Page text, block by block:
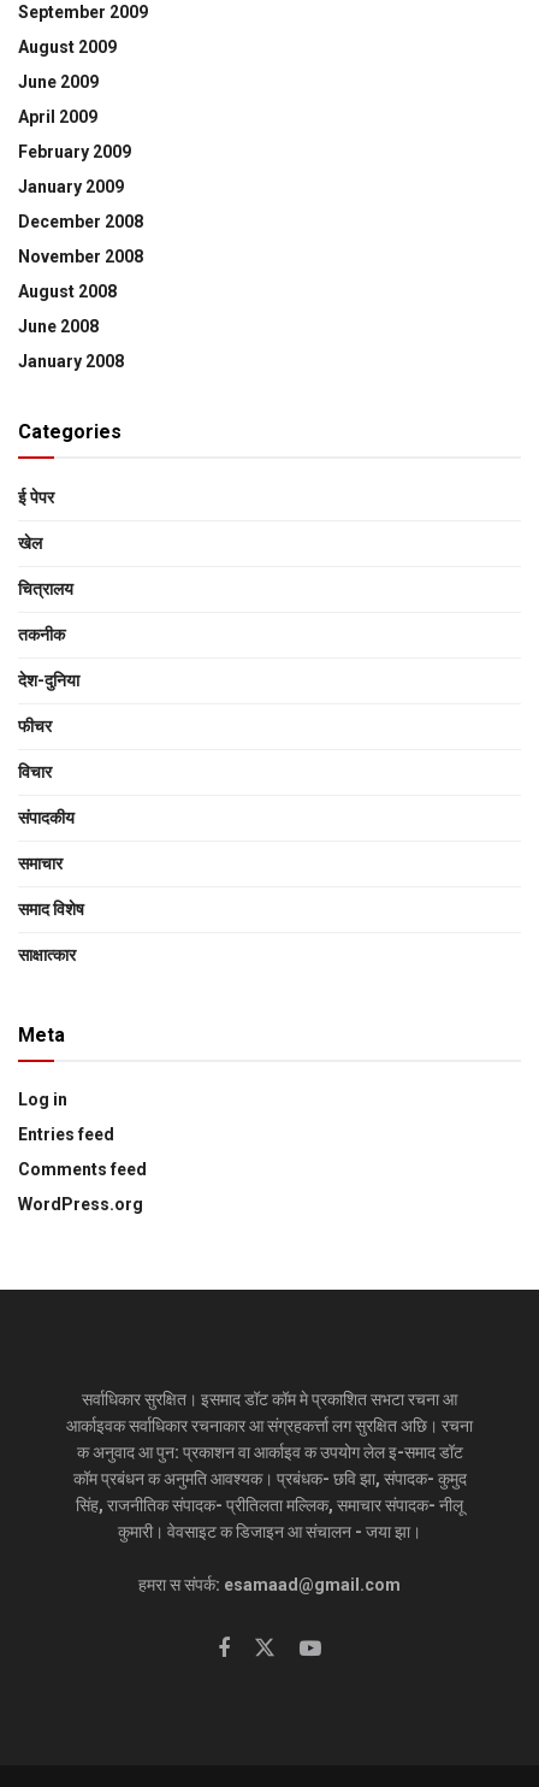
September 2009
August 2009
June 2009
April 2009
February 2009
January 2009
December 2008
November 2008
August 2008
June 2008
January 2008
Categories
ई पेपर
खेल
चित्रालय
तकनीक
देश-दुनिया
फीचर
विचार
संपादकीय
समाचार
समाद विशेष
साक्षात्‍कार
Meta
Log in
Entries feed
Comments feed
WordPress.org
सर्वाधिकार सुरक्षित। इसमाद डॉट कॉम मे प्रकाशित सभटा रचना आ
आर्काइवक सर्वाधिकार रचनाकार आ संग्रहकर्त्ता लग सुरक्षित अछि। रचना
क अनुवाद आ पुन: प्रकाशन वा आर्काइव क उपयोग लेल इ-समाद डॉट
कॉम प्रबंधन क अनुमति आवश्यक। प्रबंधक- छवि झा, संपादक- कुमुद
सिंह, राजनीतिक संपादक- प्रीतिलता मल्लिक, समाचार संपादक- नीलू
कुमारी। वेवसाइट क डिजाइन आ संचालन - जया झा।
हमरा स संपर्क: esamaad@gmail.com